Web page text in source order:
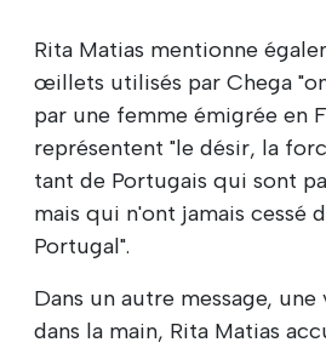
Rita Matias mentionne
œillets utilisés par Chega
par une femme émigrée en
représentent "le désir, la
tant de Portugais qui sont
mais qui n'ont jamais cessé
Portugal".
Dans un autre message,
dans la main, Rita Matias